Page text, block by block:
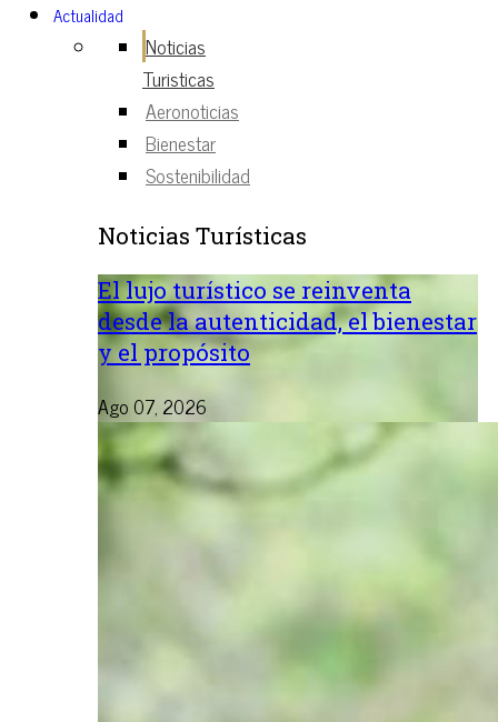
Actualidad
Noticias
Turisticas
Aeronoticias
Bienestar
Sostenibilidad
Noticias Turísticas
El lujo turístico se reinventa
desde la autenticidad, el bienestar
y el propósito
Ago 07, 2026